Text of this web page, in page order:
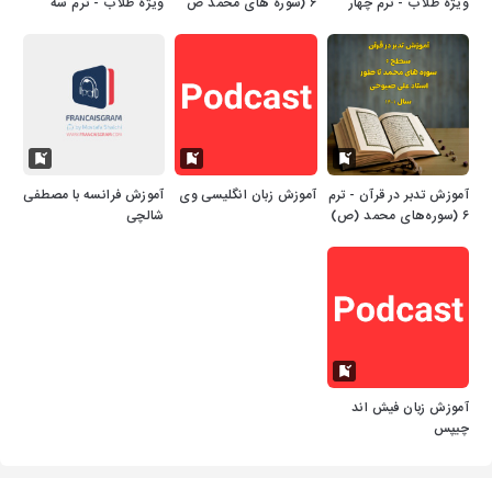
آموزش تدبر در قرآن - ترم
۶ (سوره‌های محمد (ص)
آموزش زبان انگلیسی وی
آموزش فرانسه با مصطفی
شالچی
آموزش زبان فیش اند
چیپس